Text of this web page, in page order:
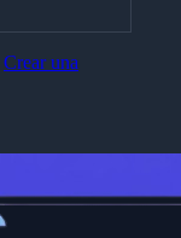
Crear una